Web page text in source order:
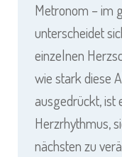
Metronom – im
unterscheidet
einzelnen
wie stark diese
ausgedrückt, ist
Herzrhythmus,
nächsten zu